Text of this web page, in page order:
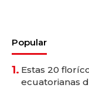
Popular
1. Estas 20
ecuatorianas